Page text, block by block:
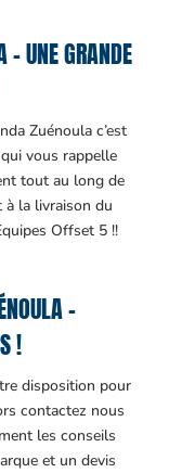
– UNE GRANDE
Zuénoula c’est
vous rappelle
tout au long de
à la livraison du
Offset 5 !!
–
!
disposition pour
contactez nous
les conseils
et un devis